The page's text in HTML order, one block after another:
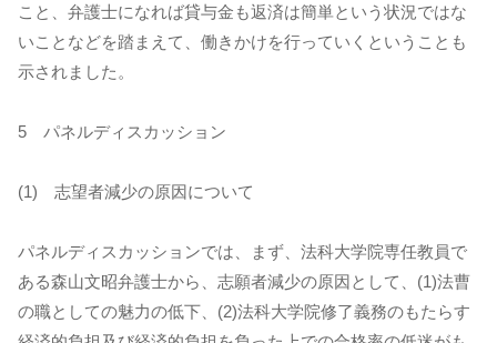
こと、弁護士になれば貸与金も返済は簡単という状況ではな
いことなどを踏まえて、働きかけを行っていくということも
示されました。
5 パネルディスカッション
(1) 志望者減少の原因について
パネルディスカッションでは、まず、法科大学院専任教員で
ある森山文昭弁護士から、志願者減少の原因として、(1)法曹
の職としての魅力の低下、(2)法科大学院修了義務のもたらす